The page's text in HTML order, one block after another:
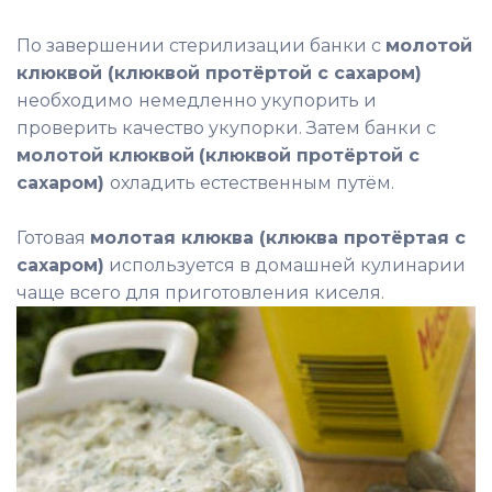
По завершении стерилизации банки с молотой
клюквой (клюквой протёртой с сахаром)
необходимо немедленно укупорить и
проверить качество укупорки. Затем банки с
молотой клюквой (клюквой протёртой с
сахаром) охладить естественным путём.
Готовая молотая клюква (клюква протёртая с
сахаром) используется в домашней кулинарии
чаще всего для приготовления киселя.